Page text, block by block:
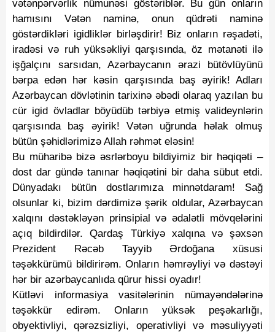
vətənpərvərlik nümunəsi göstəriblər. Bu gün onların
hamısını Vətən naminə, onun qüdrəti naminə
göstərdikləri igidliklər birləşdirir! Biz onların rəşadəti,
iradəsi və ruh yüksəkliyi qarşısında, öz mətanəti ilə
işğalçını sarsıdan, Azərbaycanın ərazi bütövlüyünü
bərpa edən hər kəsin qarşısında baş əyirik! Adları
Azərbaycan dövlətinin tarixinə əbədi olaraq yazılan bu
cür igid övladlar böyüdüb tərbiyə etmiş valideynlərin
qarşısında baş əyirik! Vətən uğrunda həlak olmuş
bütün şəhidlərimizə Allah rəhmət eləsin!
Bu müharibə bizə əsrlərboyu bildiyimiz bir həqiqəti –
dost dar gündə tanınar həqiqətini bir daha sübut etdi.
Dünyadakı bütün dostlarımıza minnətdaram! Sağ
olsunlar ki, bizim dərdimizə şərik oldular, Azərbaycan
xalqını dəstəkləyən prinsipial və ədalətli mövqelərini
açıq bildirdilər. Qardaş Türkiyə xalqına və şəxsən
Prezident Rəcəb Tayyib Ərdoğana xüsusi
təşəkkürümü bildirirəm. Onların həmrəyliyi və dəstəyi
hər bir azərbaycanlıda qürur hissi oyadır!
Kütləvi informasiya vasitələrinin nümayəndələrinə
təşəkkür edirəm. Onların yüksək peşəkarlığı,
obyektivliyi, qərəzsizliyi, operativliyi və məsuliyyəti